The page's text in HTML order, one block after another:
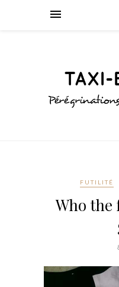
FUTILITÉ
Who the